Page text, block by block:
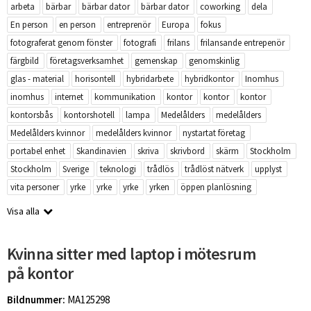
arbeta bärbar bärbar dator bärbar dator coworking
dela
En person
en person entreprenör Europa
fokus
fotograferat genom fönster
fotografi frilans
frilansande entrepenör
färgbild
företagsverksamhet gemenskap
genomskinlig
glas - material
horisontell hybridarbete hybridkontor
Inomhus
inomhus
internet kommunikation kontor kontor
kontor
kontorsbås
kontorshotell lampa Medelålders
medelålders
Medelålders kvinnor
medelålders kvinnor
nystartat företag
portabel enhet
Skandinavien skriva skrivbord skärm
Stockholm
Stockholm
Sverige teknologi trådlös trådlöst nätverk
upplyst
vita personer
yrke yrke yrke yrken öppen planlösning
Visa alla
Kvinna sitter med laptop i mötesrum
på kontor
Bildnummer: MA125298